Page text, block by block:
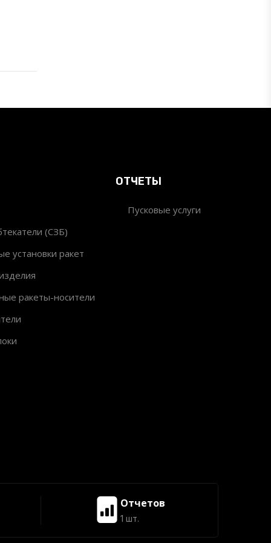
(СЗБ)
установки ракет
ракеты-носители
ОТЧЕТЫ
Пусковые услуги
Отчетов
1 шт.